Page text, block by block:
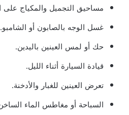
مساحيق التجميل والمكياج على
غسل الوجه بالصابون أو الشامبو.
حك أو لمس العينين باليدين.
قيادة السيارة أثناء الليل.
تعرض العينين للغبار والأدخنة.
السباحة أو مغاطس الماء